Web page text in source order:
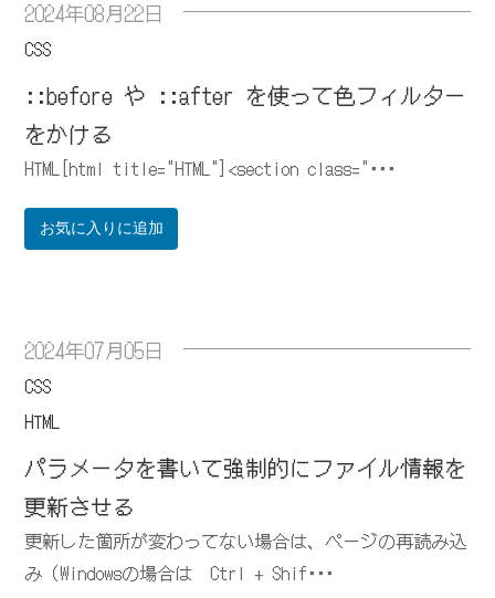
2024年08月22日
CSS
::before や ::after を使って色フィルター
をかける
HTML[html title="HTML"]<section class="･･･
お気に入りに追加
2024年07月05日
CSS
HTML
パラメータを書いて強制的にファイル情報を
更新させる
更新した箇所が変わってない場合は、ページの再読み込
み（Windowsの場合は Ctrl + Shif･･･